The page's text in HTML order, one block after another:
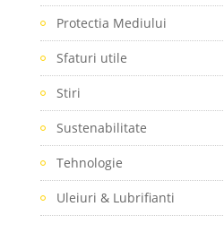
Protectia Mediului
Sfaturi utile
Stiri
Sustenabilitate
Tehnologie
Uleiuri & Lubrifianti